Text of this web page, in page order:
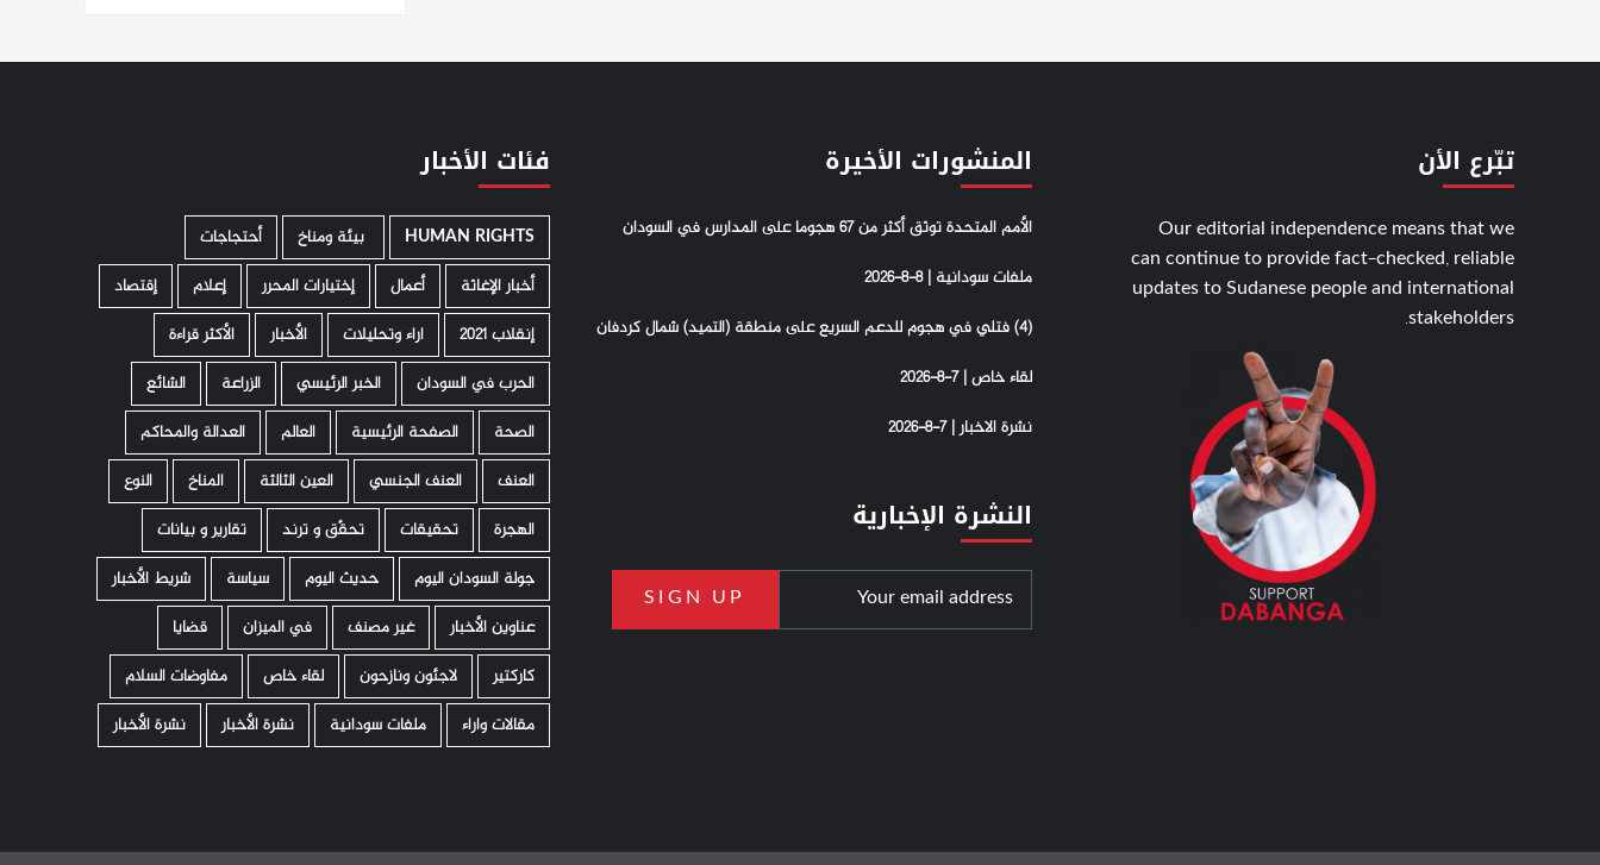
تبّرع الأن
Our editorial independence means that we
can continue to provide fact-checked, reliable
updates to Sudanese people and international
stakeholders.
المنشورات الأخيرة
الأمم المتحدة توثق أكثر من 67 هجوما على المدارس في السودان
ملفات سودانية | 8-8-2026
(4) فتلي في هجوم للدعم السريع على منطقة (التميد) شمال كردفان
لقاء خاص | 7-8-2026
نشرة الاخبار | 7-8-2026
النشرة الإخبارية
فئات الأخبار
HUMAN RIGHTS ­ بيئة ومناخ
أحتجاجات
أخبار الإغاثة
أعمال إختيارات المحرر إعلام
إقتصاد
إنقلاب 2021
اراء وتحليلات الأخبار
الأكثر قراءة
الحرب في السودان
الخبر الرئيسي الزراعة
الشائع
الصحة
الصفحة الرئيسية العالم
العدالة والمحاكم
العنف
العنف الجنسي العين الثالثة المناخ
النوع
الهجرة
تحقيقات تحقّق و ترند
تقارير و بيانات
جولة السودان اليوم
حديث اليوم سياسة
شريط الأخبار
عناوين الأخبار
غير مصنف في الميزان
قضايا
كاركتير
لاجئون ونازحون لقاء خاص
مفاوضات السلام
مقالات واراء
ملفات سودانية نشرة الأخبار نشرة الأخبار